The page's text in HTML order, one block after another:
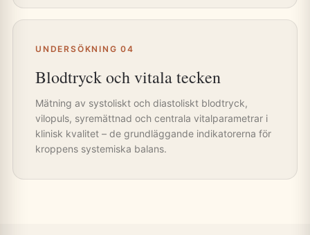
UNDERSÖKNING 04
Blodtryck och vitala tecken
Mätning av systoliskt och diastoliskt blodtryck,
vilopuls, syremättnad och centrala vitalparametrar i
klinisk kvalitet – de grundläggande indikatorerna för
kroppens systemiska balans.